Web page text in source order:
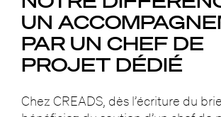
UN
PAR UN CHEF DE
PROJET DÉDIÉ
Chez CREADS, dès l’écriture du